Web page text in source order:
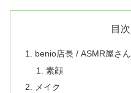
目次
benio店長 / ASMR屋さん
素顔
メイク